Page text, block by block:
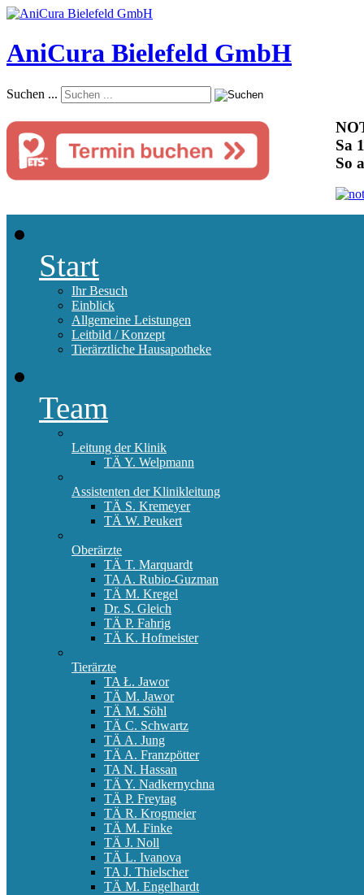
AniCura Bielefeld GmbH
Suchen ...
Sa
So
Start
Ihr Besuch
Einblick
Allgemeine Leistungen
Leitbild / Konzept
Tierärztliche Hausapotheke
Team
Leitung der Klinik
TÄ Y. Welpmann
Assistenten der Klinikleitung
TÄ S. Kremeyer
TÄ W. Peukert
Oberärzte
TÄ T. Marquardt
TA A. Rubio-Guzman
TÄ M. Kregel
Dr. S. Gleich
TÄ P. Fahrig
TÄ K. Hofmeister
Tierärzte
TA Ł. Jawor
TÄ M. Jawor
TÄ M. Söhl
TÄ C. Schwartz
TÄ A. Jung
TÄ A. Franzpötter
TA N. Hassan
TÄ Y. Nadkernychna
TÄ P. Freytag
TÄ R. Krogmeier
TÄ M. Finke
TÄ J. Noll
TÄ L. Ivanova
TA J. Thielscher
TÄ M. Engelhardt